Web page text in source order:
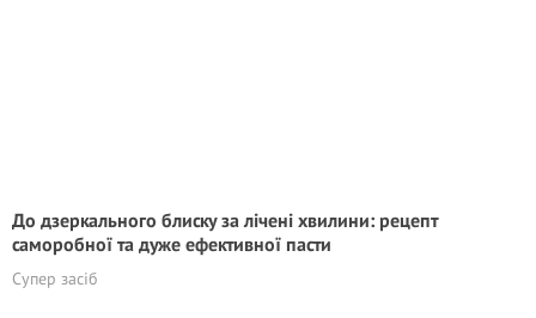
До дзеркального блиску за лічені хвилини: рецепт
саморобної та дуже ефективної пасти
Супер засіб